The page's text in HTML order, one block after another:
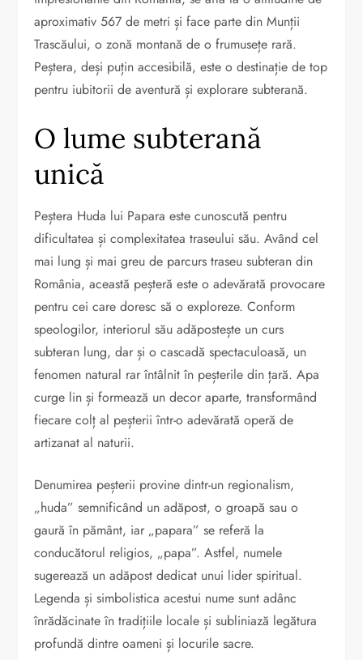
aproximativ 567 de metri și face parte din Munții
Trascăului, o zonă montană de o frumusețe rară.
Peștera, deși puțin accesibilă, este o destinație de top
pentru iubitorii de aventură și explorare subterană.
O lume subterană
unică
Peștera Huda lui Papara este cunoscută pentru
dificultatea și complexitatea traseului său. Având cel
mai lung și mai greu de parcurs traseu subteran din
România, această peșteră este o adevărată provocare
pentru cei care doresc să o exploreze. Conform
speologilor, interiorul său adăpostește un curs
subteran lung, dar și o cascadă spectaculoasă, un
fenomen natural rar întâlnit în peșterile din țară. Apa
curge lin și formează un decor aparte, transformând
fiecare colț al peșterii într-o adevărată operă de
artizanat al naturii.
Denumirea peșterii provine dintr-un regionalism,
„huda” semnificând un adăpost, o groapă sau o
gaură în pământ, iar „papara” se referă la
conducătorul religios, „papa”. Astfel, numele
sugerează un adăpost dedicat unui lider spiritual.
Legenda și simbolistica acestui nume sunt adânc
înrădăcinate în tradițiile locale și subliniază legătura
profundă dintre oameni și locurile sacre.